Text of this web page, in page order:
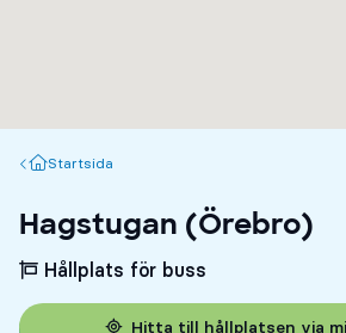
Startsida
Startsida
Hagstugan (Örebro)
Hållplats för buss
Hitta till hållplatsen via